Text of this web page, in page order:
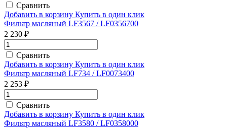
Сравнить
Добавить в корзину Купить в один клик
Фильтр масляный LF3567 / LF0356700
2 230 ₽
Сравнить
Добавить в корзину Купить в один клик
Фильтр масляный LF734 / LF0073400
2 253 ₽
Сравнить
Добавить в корзину Купить в один клик
Фильтр масляный LF3580 / LF0358000